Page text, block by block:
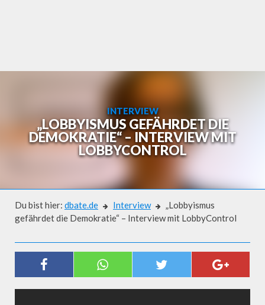
INTERVIEW
„LOBBYISMUS GEFÄHRDET DIE
DEMOKRATIE“ – INTERVIEW MIT
LOBBYCONTROL
Du bist hier: dbate.de Interview
„Lobbyismus
gefährdet die Demokratie“ – Interview mit LobbyControl
„LOBBYISMUS GEFÄHRDET DIE
DEMOKRATIE“ – INTERVIEW MIT
LOBBYCONTROL